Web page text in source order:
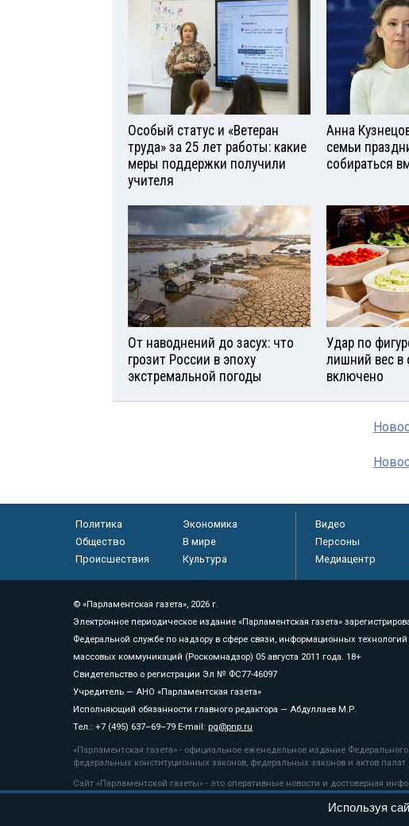
Особый статус и «Ветеран
труда» за 25 лет работы: какие
меры поддержки получили
учителя
Анна
семьи
собираться
От наводнений до засух: что
грозит России в эпоху
экстремальной погоды
Удар по
лишний вес в
включено
Политика
Экономика
Общество
В мире
Происшествия
Культура
Видео
Персоны
Медиацентр
© «Парламентская газета», 2026 г.
Электронное периодическое издание «Парламентская газета»
Федеральной службе по надзору в сфере связи, информационных технологий
массовых коммуникаций (Роскомнадзор) 05 августа 2011 года. 18+
Свидетельство о регистрации Эл № ФС77-46097
Учредитель — АНО «Парламентская газета»
Исполняющий обязанности главного редактора — Абдуллаев М.Р.
Тел.: +7 (495) 637–69–79 E-mail: pg@pnp.ru
«Парламентская газета» - официальное еженедельное издание
федеральных конституционных законов, федеральных законов и актов
Сайт «Парламентской газеты» - это оперативные новости и достоверная
«Парламентской газеты» активная ссылка на pnp.ru обязательна.
рекомендательные технологии
Используя